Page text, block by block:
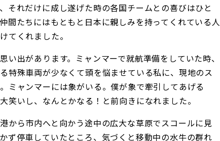
それだけに成し遂げた時の各国チームとの喜びはひと
間たちにはもともと日本に親しみを持ってくれている人
てくれました。
い出があります。ミャンマーで就航準備をしていた時、
特殊車両が少なくて頭を悩ませている私に、現地のス
ミャンマーには象がいる。僕が象で牽引してあげる
笑いし、なんとかなる！と前向きになれました。
から市内へと向かう途中の広大な草原でスコールに見
ず停車していたところ、気づくと移動中の水牛の群れ